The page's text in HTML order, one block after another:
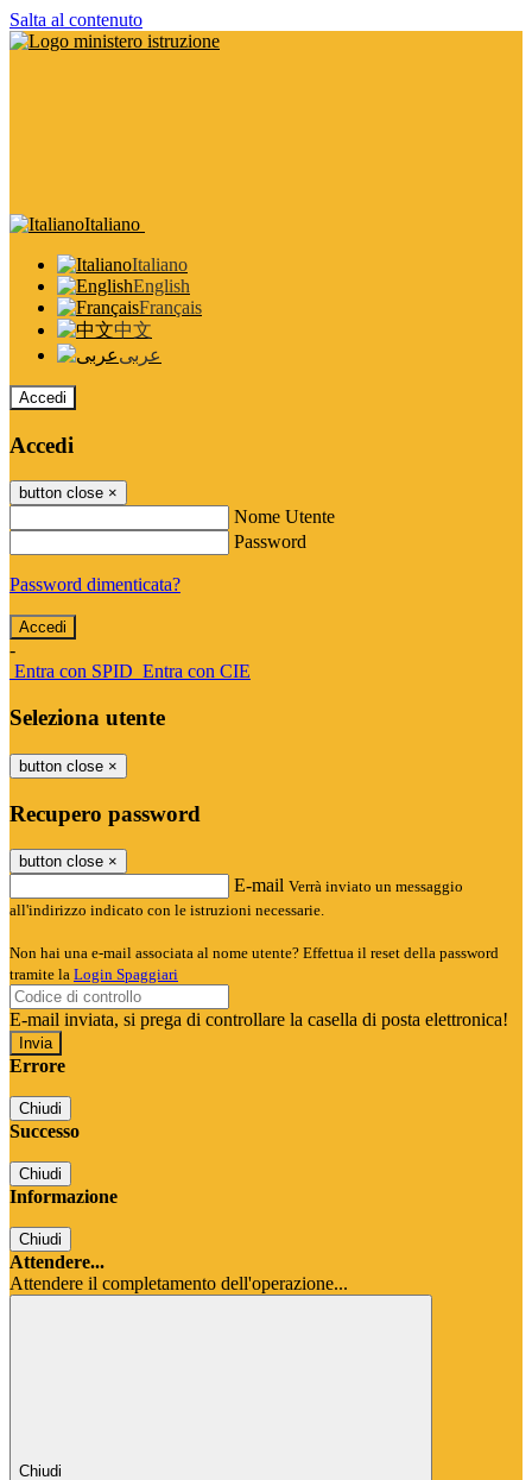
Salta al contenuto
Italiano
Italiano
English
Français
中文
عربى
Accedi
Accedi
button close ×
Nome Utente
Password
Password dimenticata?
-
Entra con SPID Entra con CIE
Seleziona utente
button close ×
Recupero password
button close ×
E-mail Verrà inviato un messaggio
all'indirizzo indicato con le istruzioni necessarie.
Non hai una e-mail associata al nome utente? Effettua il reset della password
tramite la Login Spaggiari
E-mail inviata, si prega di controllare la casella di posta elettronica!
Errore
Chiudi
Successo
Chiudi
Informazione
Chiudi
Attendere...
Attendere il completamento dell'operazione...
Chiudi